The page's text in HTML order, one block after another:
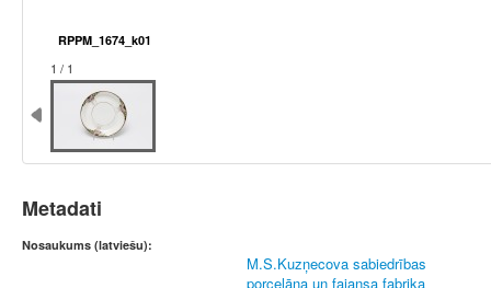
RPPM_1674_k01
1 / 1
Metadati
Nosaukums (latviešu):
M.S.Kuzņecova sabiedrības
porcelāna un fajansa fabrika